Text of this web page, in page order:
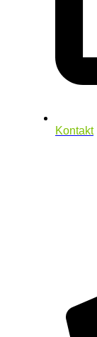
Kontakt